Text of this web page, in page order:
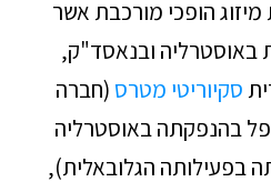
הופכי מורכבת אשר
באוסטרליה ובנאסד"ק,
סקיוריטי מטרס (חברה
בהנפקתה באוסטרליה
אותה בפעילותה הגלובאלית),